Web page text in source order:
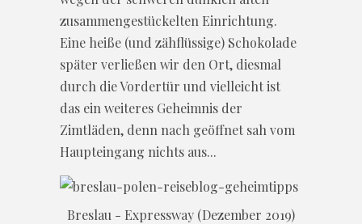
zusammengestückelten Einrichtung.
Eine heiße (und zähflüssige) Schokolade
später verließen wir den Ort, diesmal
durch die Vordertür und vielleicht ist
das ein weiteres Geheimnis der
Zimtläden, denn nach geöffnet sah vom
Haupteingang nichts aus...
Breslau - Expressway (Dezember 2019)